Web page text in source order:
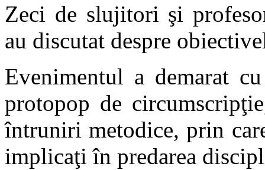
Zeci de slujitori şi
au discutat despre
Evenimentul a demarat
protopop de
întruniri metodice, prin
implicaţi în predarea